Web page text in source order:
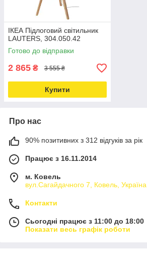
ІКЕА Підлоговий світильник
LAUTERS, 304.050.42
Готово до відправки
2 865 ₴ 3 555 ₴
Купити
Про нас
90% позитивних з 312 відгуків за рік
Працює з 16.11.2014
м. Ковель
вул.Сагайдачного 7, Ковель, Україна
Контакти
Сьогодні працює з 11:00 до 18:00
Показати весь графік роботи